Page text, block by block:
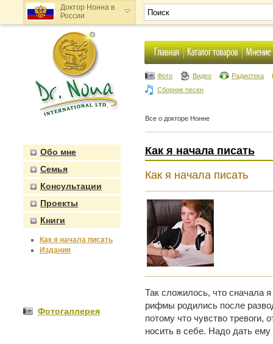
Доктор Нонна в
России
Доктор Нонна в
Украине
Фото Видео
Радиотека
Сборник песен
Все о докторе Нонне
Обо мне
Семья
Консультации
Проекты
Книги
Как я начала писать
Издания
Фотогаллерея
Как я начала писать
Как я начала писать
Так сложилось, что сначала
рифмы родились после
потому что чувство тревоги,
носить в себе. Надо дать